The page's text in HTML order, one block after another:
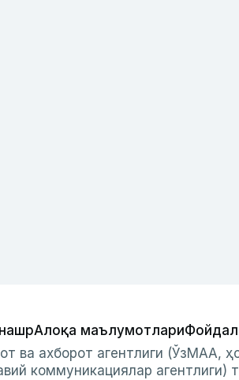
Алоқа маълумотлари
ва ахборот агентлиги (ЎзМАА,
коммуникациялар